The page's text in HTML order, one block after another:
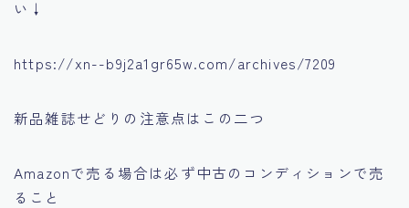
い↓
https://xn--b9j2a1gr65w.com/archives/7209
新品雑誌せどりの注意点はこの二つ
Amazonで売る場合は必ず中古のコンディションで売
ること